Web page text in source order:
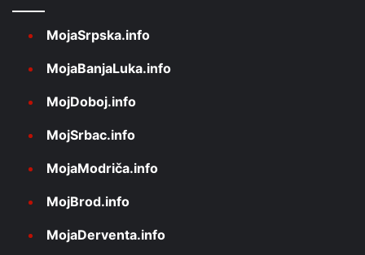
MojaSrpska.info
MojaBanjaLuka.info
MojDoboj.info
MojSrbac.info
MojaModriča.info
MojBrod.info
MojaDerventa.info